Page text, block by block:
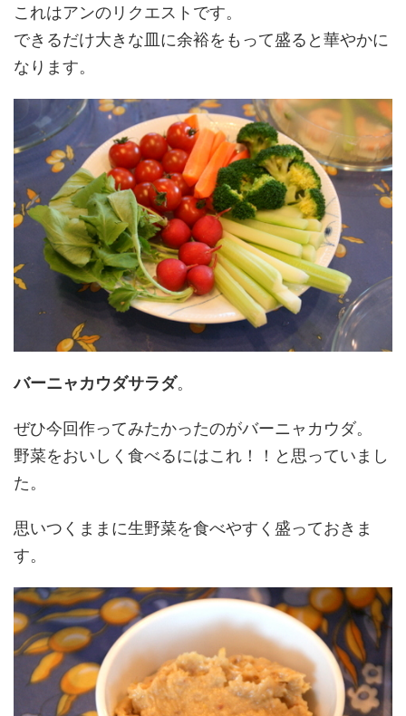
これはアンのリクエストです。
できるだけ大きな皿に余裕をもって盛ると華やかに
なります。
バーニャカウダサラダ。
ぜひ今回作ってみたかったのがバーニャカウダ。
野菜をおいしく食べるにはこれ！！と思っていまし
た。
思いつくままに生野菜を食べやすく盛っておきま
す。